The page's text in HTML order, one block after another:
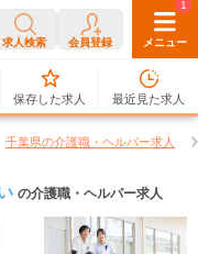
求人検索 会員登録 メニュー
0
保存した求人
1
最近見た求人
千葉県の介護職・ヘルパー求人
の介護職・ヘルパー求人